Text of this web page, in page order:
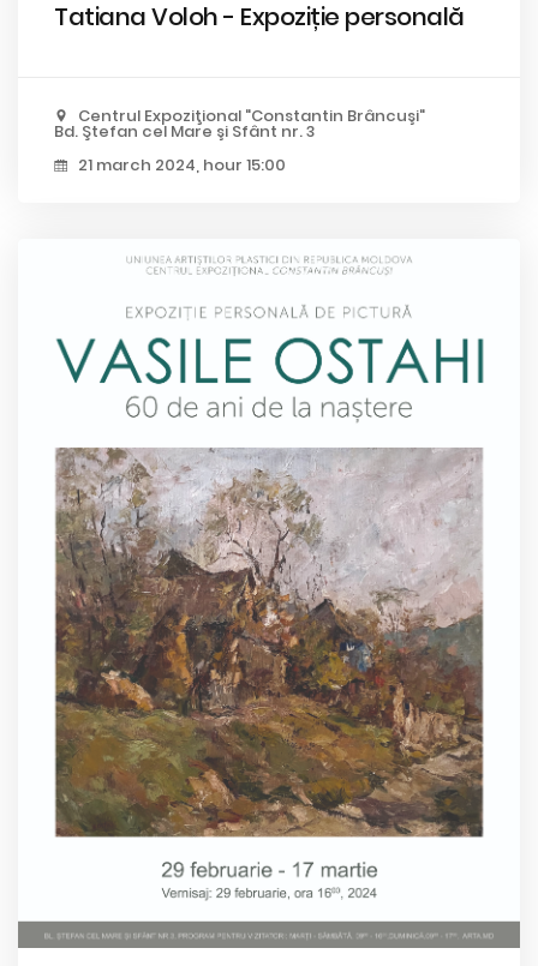
Tatiana Voloh - Expoziție personală
Centrul Expoziţional "Constantin Brâncuşi"
Bd. Ştefan cel Mare şi Sfânt nr. 3
21 march 2024, hour 15:00